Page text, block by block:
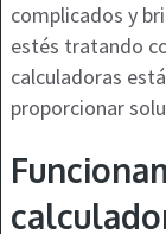
complicados y
estés tratando
calculadoras
proporcionar